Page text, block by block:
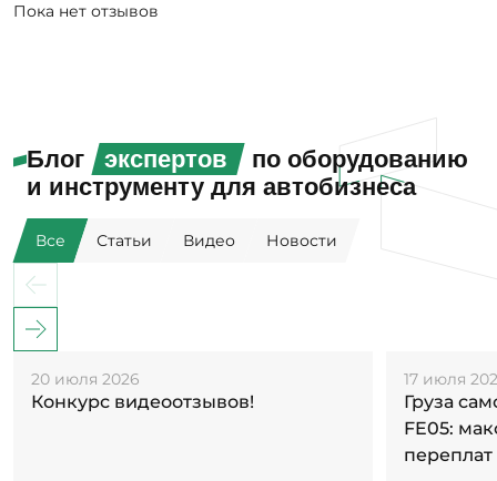
Пока нет отзывов
Блог экспертов
по оборудованию
и инструменту для автобизнеса
Все Статьи Видео Новости
20 июля 2026
Конкурс видеоотзывов!
17 июля
Груза
FE05:
переплат